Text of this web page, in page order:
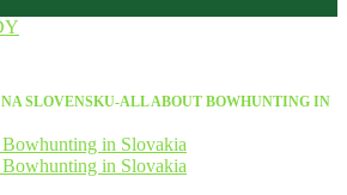
SLOVENSKU-ALL ABOUT BOWHUNTING IN